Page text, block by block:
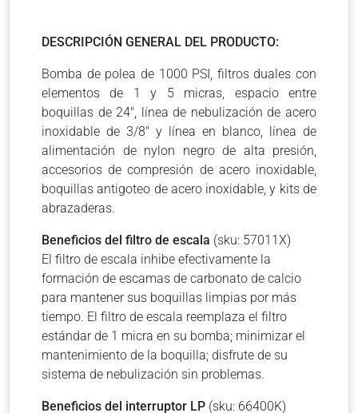
DESCRIPCIÓN GENERAL DEL PRODUCTO:
Bomba de polea de 1000 PSI, filtros duales con
elementos de 1 y 5 micras, espacio entre
boquillas de 24″, línea de nebulización de acero
inoxidable de 3/8″ y línea en blanco, línea de
alimentación de nylon negro de alta presión,
accesorios de compresión de acero inoxidable,
boquillas antigoteo de acero inoxidable, y kits de
abrazaderas.
Beneficios del filtro de escala (sku: 57011X)
El filtro de escala inhibe efectivamente la
formación de escamas de carbonato de calcio
para mantener sus boquillas limpias por más
tiempo. El filtro de escala reemplaza el filtro
estándar de 1 micra en su bomba; minimizar el
mantenimiento de la boquilla; disfrute de su
sistema de nebulización sin problemas.
Beneficios del interruptor LP (sku: 66400K)